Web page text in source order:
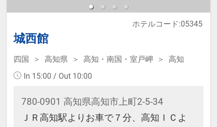
城西館
ホテルコード:05345
四国 高知県 高知・南国・室戸岬
高知
In 15:00 / Out 10:00
780-0901 高知県高知市上町2-5-34
ＪＲ高知駅よりお車で７分、高知ＩＣよ